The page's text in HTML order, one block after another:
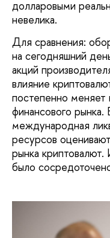
долларовыми
невелика.
Для сравнения:
на сегодняшний
акций
влияние
постепенно меняет
финансового рынка.
международная
ресурсов
рынка
было